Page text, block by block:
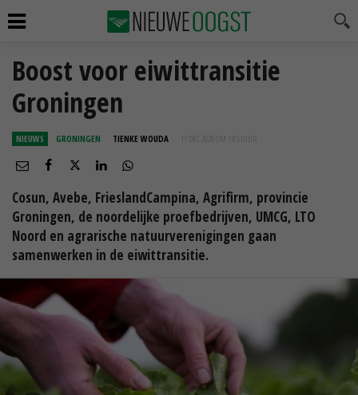
Boost voor eiwittransitie
Groningen
NIEUWS GRONINGEN TIENKE WOUDA 11 DEC 2020 OM 14:51
Cosun, Avebe, FrieslandCampina, Agrifirm, provincie
Groningen, de noordelijke proefbedrijven, UMCG, LTO
Noord en agrarische natuurverenigingen gaan
samenwerken in de eiwittransitie.